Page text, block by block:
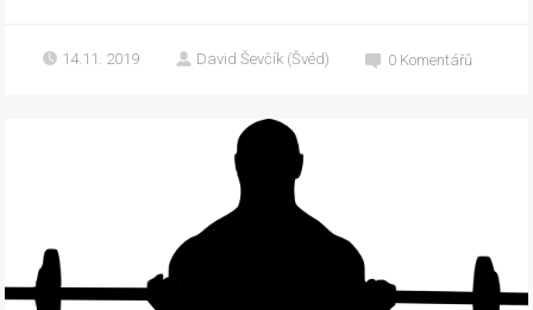
14.11. 2019 David Ševčík (Švéd) 0 Komentářů